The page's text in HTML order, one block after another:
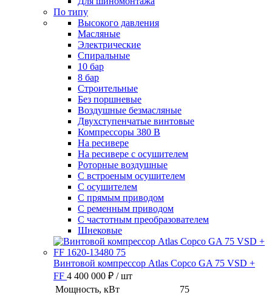
По типу
Высокого давления
Масляные
Электрические
Спиральные
10 бар
8 бар
Cтроительные
Без поршневые
Воздушные безмасляные
Двухступенчатые винтовые
Компрессоры 380 В
На ресивере
На ресивере с осушителем
Роторные воздушные
С встроеным осушителем
С осушителем
С прямым приводом
С ременным приводом
С частотным преобразователем
Шнековые
Винтовой компрессор Atlas Copco GA 75 VSD +
FF 4 400 000 ₽ / шт
Мощность, кВт
75